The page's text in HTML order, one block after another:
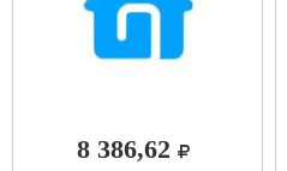
8 386,62